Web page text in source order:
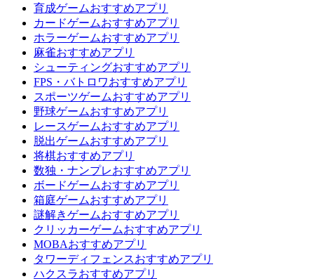
育成ゲームおすすめアプリ
カードゲームおすすめアプリ
ホラーゲームおすすめアプリ
麻雀おすすめアプリ
シューティングおすすめアプリ
FPS・バトロワおすすめアプリ
スポーツゲームおすすめアプリ
野球ゲームおすすめアプリ
レースゲームおすすめアプリ
脱出ゲームおすすめアプリ
将棋おすすめアプリ
数独・ナンプレおすすめアプリ
ボードゲームおすすめアプリ
箱庭ゲームおすすめアプリ
謎解きゲームおすすめアプリ
クリッカーゲームおすすめアプリ
MOBAおすすめアプリ
タワーディフェンスおすすめアプリ
ハクスラおすすめアプリ